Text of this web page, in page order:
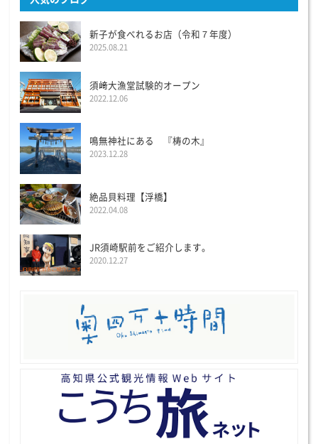
新子が食べれるお店（令和７年度）
2025.08.21
須﨑大漁堂試験的オープン
2022.12.06
鳴無神社にある 『梼の木』
2023.12.28
絶品貝料理【浮橋】
2022.04.08
JR須崎駅前をご紹介します。
2020.12.27